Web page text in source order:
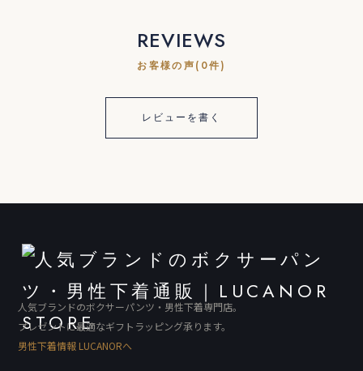
REVIEWS
お客様の声(0件)
レビューを書く
人気ブランドのボクサーパンツ・男性下着専門店。
プレゼントに最適なギフトラッピング承ります。
男性下着情報 LUCANORへ